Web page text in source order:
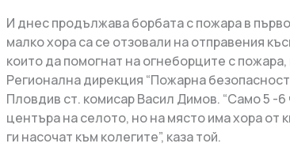
И днес продължава борбата с пожара в
малко хора са се отзовали на отправения
които да помогнат на огнеборците с
Регионална дирекция “Пожарна
Пловдив ст. комисар Васил Димов. “Само 5 -
центъра на селото, но на място има хора от
ги насочат към колегите”, каза той.